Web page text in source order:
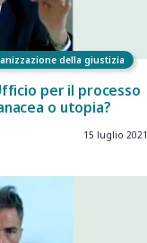
della giustizia
per il processo
o utopia?
15 luglio 2021